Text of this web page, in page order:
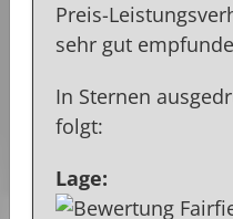
Preis-
sehr gut
In Sternen
folgt:
Lage: